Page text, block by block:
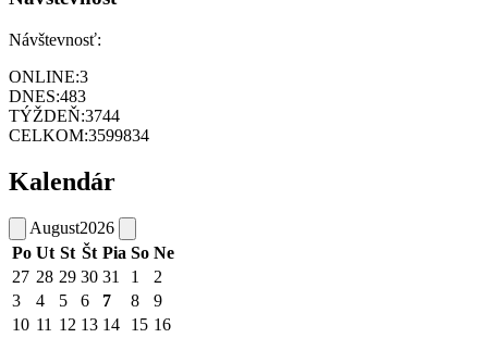
Návštevnosť:
ONLINE:3
DNES:483
TÝŽDEŇ:3744
CELKOM:3599834
Kalendár
August2026
Po Ut St Št Pia So Ne
27 28 29 30 31 1
2
3
4 5 6 7 8
9
10 11 12 13 14 15 16